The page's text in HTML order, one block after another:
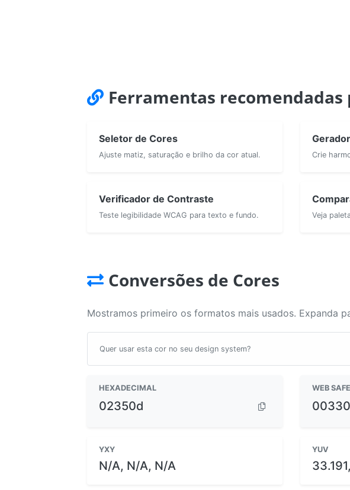
Ferramentas recomendadas
Seletor de Cores
Ajuste matiz, saturação e brilho da cor atual. Crie
Verificador de Contraste
Teste legibilidade WCAG para texto e fundo. Veja
Conversões de Cores
Mostramos primeiro os formatos mais usados. Expanda
Quer usar esta cor no seu design system?
HEXADECIMAL
02350d
WEB SAFE
YXY
N/A, N/A, N/A
YUV